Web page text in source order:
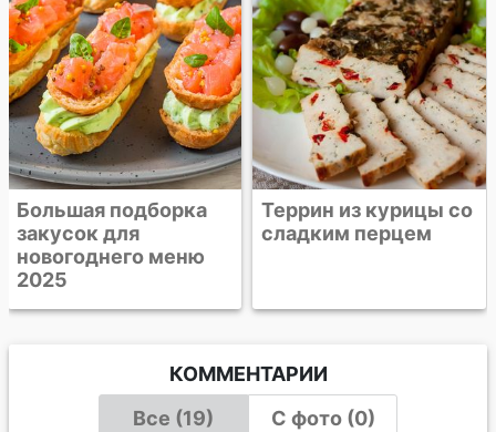
Террин из курицы со
сладким перцем
КОММЕНТАРИИ
Все (19)
С фото (0)